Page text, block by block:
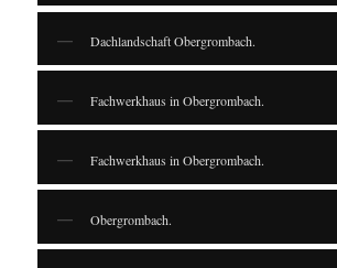
Dachlandschaft Obergrombach.
Fachwerkhaus in Obergrombach.
Fachwerkhaus in Obergrombach.
Obergrombach.